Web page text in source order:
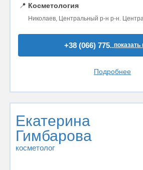
📍 Косметология
Николаев, Центральный р-н р-н.
+38 (066) 775..показать
Подробнее
Екатерина
Гимбарова
косметолог